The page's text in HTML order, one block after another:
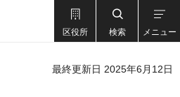
区役所 検索 メニュー
最終更新日 2025年6月12日